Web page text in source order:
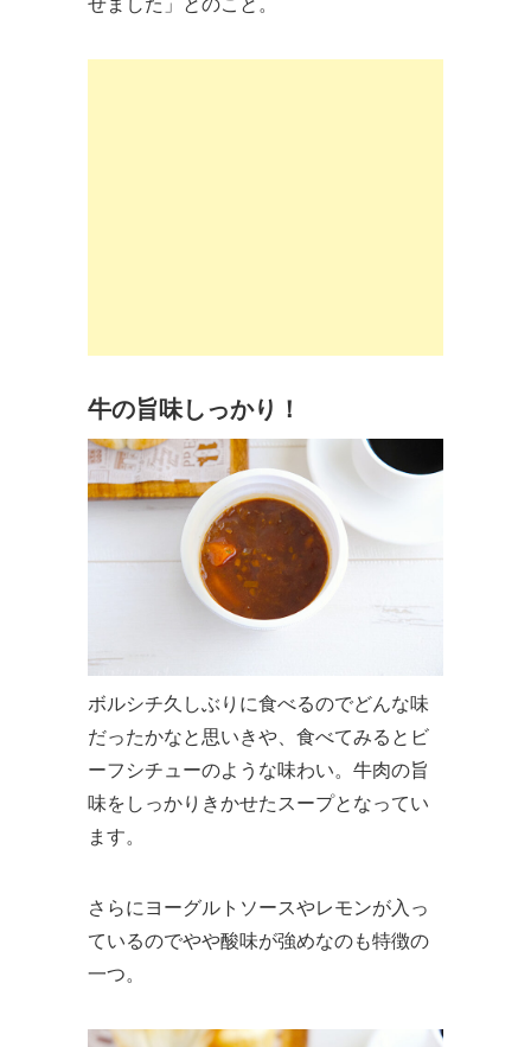
せました」とのこと。
牛の旨味しっかり！
ボルシチ久しぶりに食べるのでどんな味
だったかなと思いきや、食べてみるとビ
ーフシチューのような味わい。牛肉の旨
味をしっかりきかせたスープとなってい
ます。
さらにヨーグルトソースやレモンが入っ
ているのでやや酸味が強めなのも特徴の
一つ。